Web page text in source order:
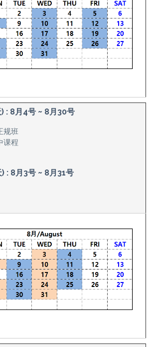
: 8月4号 ~ 8月30号
规班
课程
: 8月3号 ~ 8月31号